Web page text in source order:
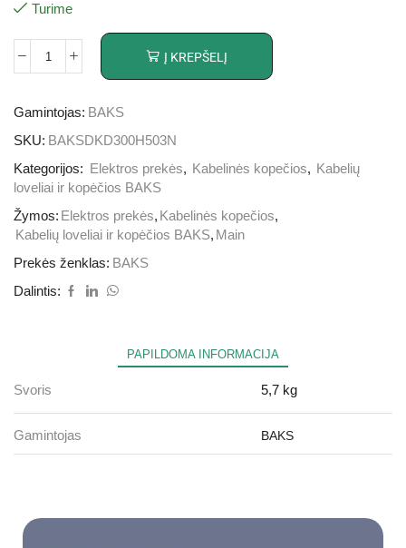
Turime
Į KREPŠELĮ
Gamintojas: BAKS
SKU: BAKSDKD300H503N
Kategorijos:
Elektros prekės, Kabelinės kopečios, Kabelių
loveliai ir kopėčios BAKS
Žymos: Elektros prekės, Kabelinės kopečios,
Kabelių loveliai ir kopėčios BAKS, Main
Prekės ženklas: BAKS
Dalintis:
PAPILDOMA INFORMACIJA
Svoris 5,7 kg
Gamintojas BAKS